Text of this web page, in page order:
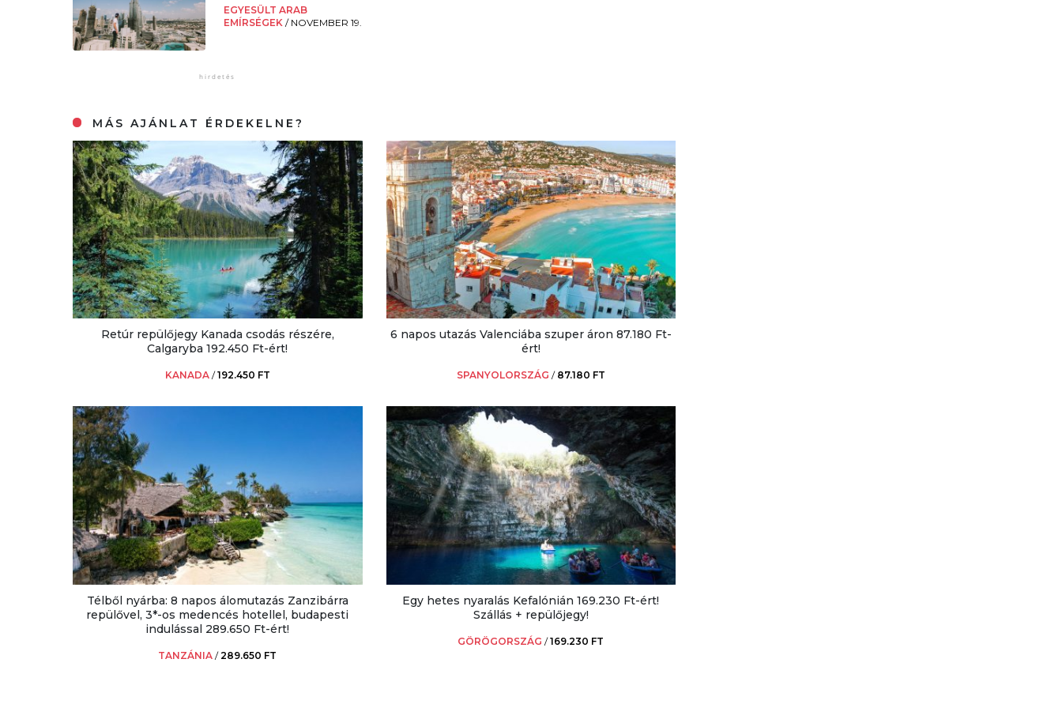
EGYESÜLT ARAB
EMÍRSÉGEK/ NOVEMBER 19.
MÁS AJÁNLAT ÉRDEKELNE?
Retúr repülőjegy Kanada csodás részére,
Calgaryba 192.450 Ft-ért!
KANADA /192.450 FT
6 napos utazás Valenciába szuper áron 87.180 Ft-
ért!
SPANYOLORSZÁG / 87.180 FT
Télből nyárba: 8 napos álomutazás Zanzibárra
repülővel, 3*-os medencés hotellel, budapesti
indulással 289.650 Ft-ért!
TANZÁNIA /289.650 FT
Egy hetes nyaralás Kefalónián 169.230 Ft-ért!
Szállás + repülőjegy!
GÖRÖGORSZÁG /169.230 FT